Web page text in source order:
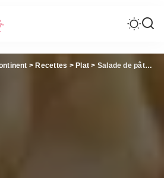
> Recettes > Plat > Salade de pâtes légère